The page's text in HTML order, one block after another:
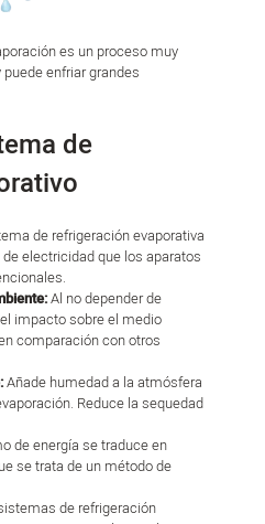
es un proceso muy
enfriar grandes
de
de refrigeración evaporativa
electricidad que los aparatos
Al no depender de
impacto sobre el medio
comparación con otros
Añade humedad a la atmósfera
Reduce la sequedad
de energía se traduce en
se trata de un método de
de refrigeración